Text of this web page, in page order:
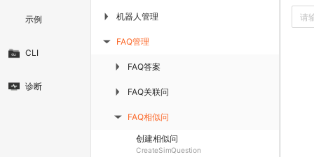
示例
CLI
诊断
▶ 机器人管理
▶ FAQ管理
▶ FAQ答案
▶ FAQ关联问
▶ FAQ相似问
创建相似问
CreateSimQuestion